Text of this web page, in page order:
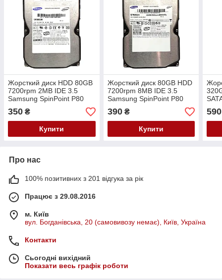
Жорсткий диск HDD 80GB
7200rpm 2MB IDE 3.5
Samsung SpinPoint P80
SP0802N 95967
350 ₴
Купити
Жорсткий диск 80GB HDD
7200rpm 8MB IDE 3.5
Samsung SpinPoint P80
S0812N
390₴
Купити
590
Про нас
100% позитивних з 201 відгука за рік
Працює з 29.08.2016
м. Київ
вул. Богданівська, 20 (самовивозу немає), Київ, Україна
Контакти
Сьогодні вихідний
Показати весь графік роботи